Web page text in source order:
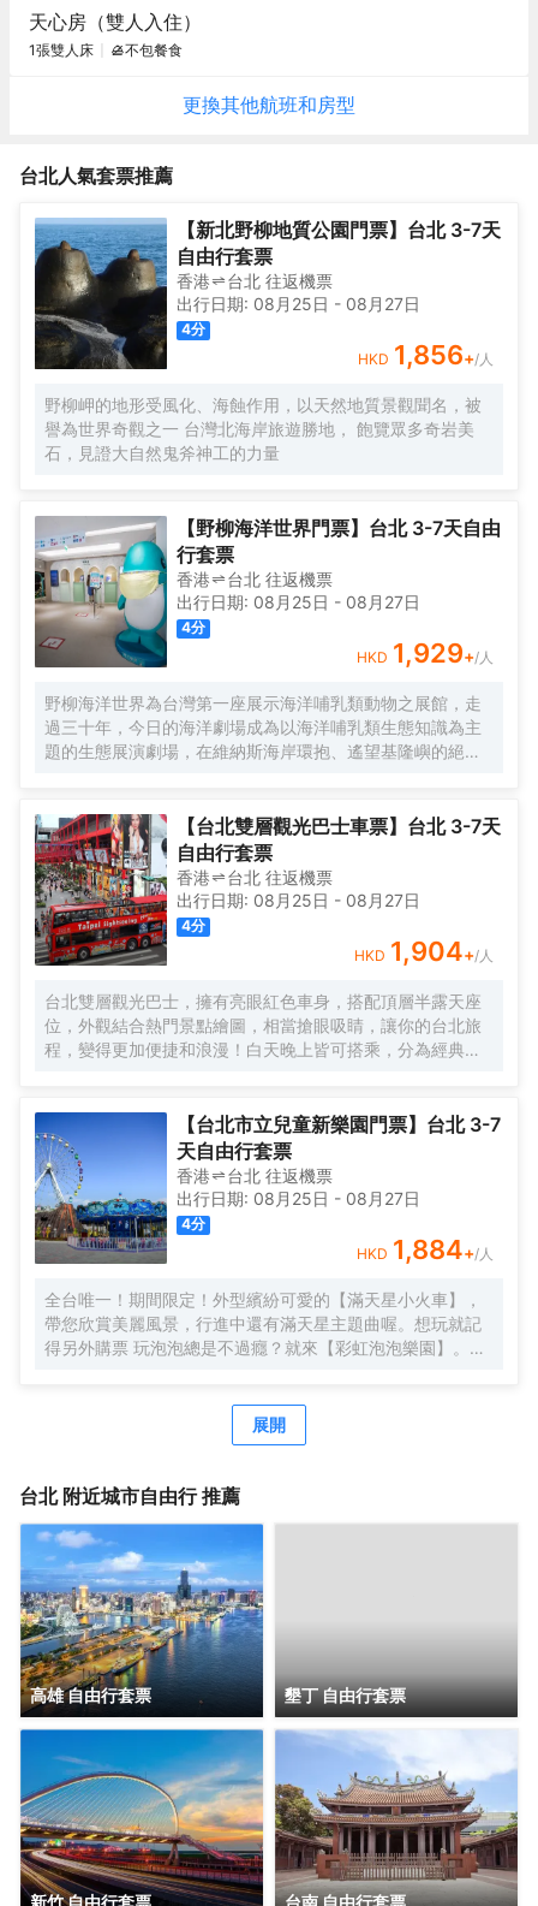
天心房（雙人入住）
1張雙人床 不包餐食
更換其他航班和房型
台北人氣套票推薦
【新北野柳地質公園門票】台北 3-7天
自由行套票
香港 台北 往返機票
出行日期: 08月25日 - 08月27日
4分
HKD 1,856+/人
野柳岬的地形受風化、海蝕作用，以天然地質景觀聞名，被
譽為世界奇觀之一 台灣北海岸旅遊勝地， 飽覽眾多奇岩美
石，見證大自然鬼斧神工的力量
【野柳海洋世界門票】台北 3-7天自由
行套票
香港 台北 往返機票
出行日期: 08月25日 - 08月27日
4分
HKD 1,929+/人
野柳海洋世界為台灣第一座展示海洋哺乳類動物之展館，走
過三十年，今日的海洋劇場成為以海洋哺乳類生態知識為主
題的生態展演劇場，在維納斯海岸環抱、遙望基隆嶼的絕美
【台北雙層觀光巴士車票】台北 3-7天
自由行套票
香港 台北 往返機票
出行日期: 08月25日 - 08月27日
4分
HKD 1,904+/人
台北雙層觀光巴士，擁有亮眼紅色車身，搭配頂層半露天座
位，外觀結合熱門景點繪圖，相當搶眼吸睛，讓你的台北旅
程，變得更加便捷和浪漫！白天晚上皆可搭乘，分為經典紅
景點資訊。全天任意上下車，輕鬆暢遊台北熱門景點，自由
開啟你的台北熱門地標之旅！
【台北市立兒童新樂園門票】台北 3-7
天自由行套票
香港 台北 往返機票
出行日期: 08月25日 - 08月27日
4分
HKD 1,884+/人
全台唯一！期間限定！外型繽紛可愛的【滿天星小火車】，
帶您欣賞美麗風景，行進中還有滿天星主題曲喔。想玩就記
得另外購票 玩泡泡總是不過癮？就來【彩虹泡泡樂園】。無
展開
台北附近城市自由行 推薦
高雄 自由行套票 墾丁 自由行套票
新竹 自由行套票 台南 自由行套票